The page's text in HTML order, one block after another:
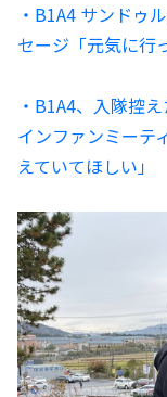
・B1A4 サンドゥ
セージ「元気に行
・B1A4、入隊控
インファンミーテ
えていてほしい」